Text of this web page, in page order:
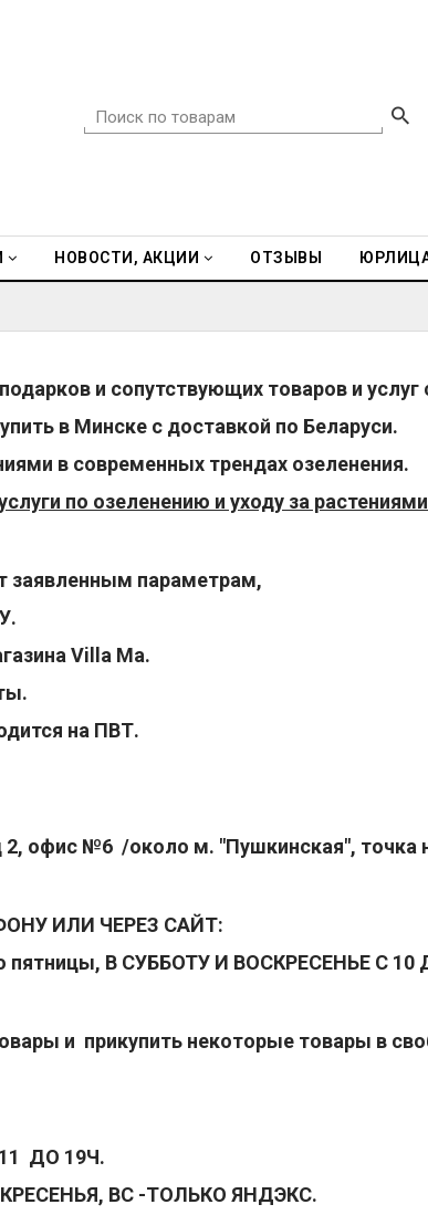
НОВОСТИ, АКЦИИ ОТЗЫВЫ
и сопутствующих товаров и услуг
в Минске с доставкой по Беларуси.
в современных трендах озеленения.
по озеленению и уходу за
заявленным параметрам,
Villa Ma.
на ПВТ.
2, офис №6 /около м. "Пушкинская", точка
ИЛИ ЧЕРЕЗ САЙТ:
пятницы, В СУББОТУ И ВОСКРЕСЕНЬЕ С 10
и прикупить некоторые товары в
ДО 19Ч.
ВС -ТОЛЬКО ЯНДЭКС.